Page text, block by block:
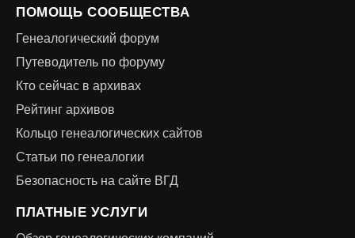
ПОМОЩЬ СООБЩЕСТВА
Генеалогический форум
Путеводитель по форуму
Кто сейчас в архивах
Рейтинг архивов
Кольцо генеалогических сайтов
Статьи по генеалогии
Безопасность на сайте ВГД
ПЛАТНЫЕ УСЛУГИ